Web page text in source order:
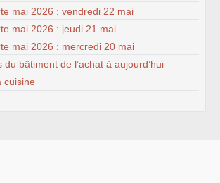
mai 2026 : vendredi 22 mai
mai 2026 : jeudi 21 mai
mai 2026 : mercredi 20 mai
bâtiment de l’achat à aujourd’hui
cuisine